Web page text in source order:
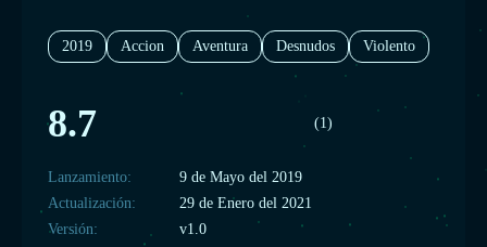
2019 Accion Aventura Desnudos Violento
8.7 (1)
Lanzamiento:
9 de Mayo del 2019
Actualización:
29 de Enero del 2021
Versión:
v1.0